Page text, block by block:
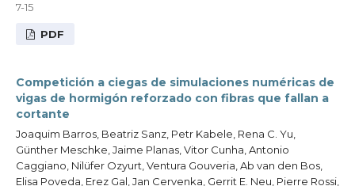
7-15
PDF
Competición a ciegas de simulaciones numéricas de
vigas de hormigón reforzado con fibras que fallan a
cortante
Joaquim Barros, Beatriz Sanz, Petr Kabele, Rena C. Yu,
Günther Meschke, Jaime Planas, Vitor Cunha, Antonio
Caggiano, Nilüfer Ozyurt, Ventura Gouveria, Ab van den Bos,
Elisa Poveda, Erez Gal, Jan Cervenka, Gerrit E. Neu, Pierre Rossi,